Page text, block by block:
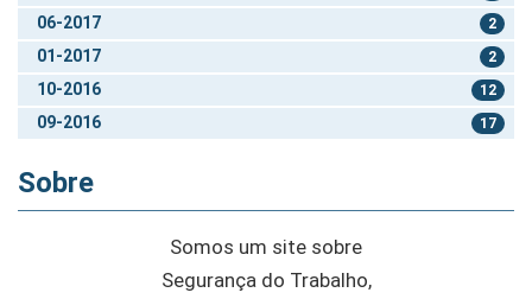
06-2017 2
01-2017 2
10-2016 12
09-2016 17
Sobre
Somos um site sobre
Segurança do Trabalho,